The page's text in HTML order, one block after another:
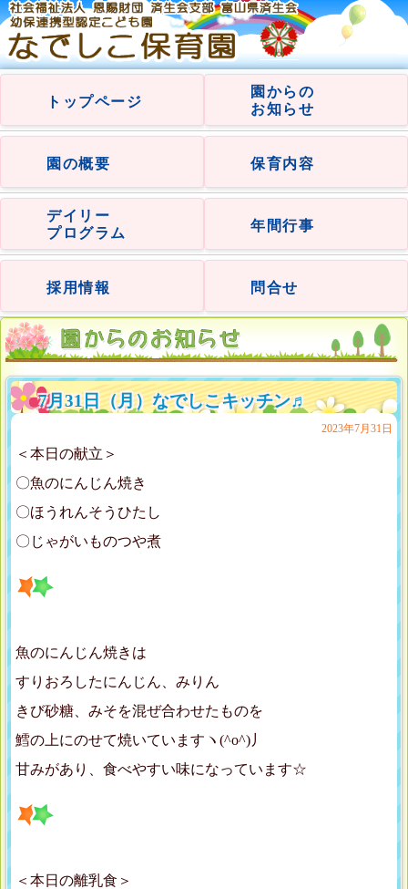
トップページ
園からの
お知らせ
園の概要 保育内容
デイリー
プログラム
年間行事
採用情報 問合せ
7月31日（月）なでしこキッチン♬
2023年7月31日
＜本日の献立＞
〇魚のにんじん焼き
〇ほうれんそうひたし
〇じゃがいものつや煮
魚のにんじん焼きは
すりおろしたにんじん、みりん
きび砂糖、みそを混ぜ合わせたものを
鱈の上にのせて焼いていますヽ(^o^)丿
甘みがあり、食べやすい味になっています☆
＜本日の離乳食＞